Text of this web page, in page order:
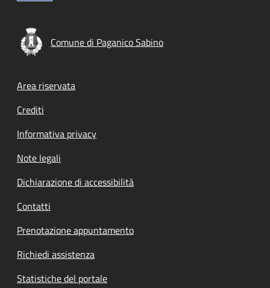
Comune di Paganico Sabino
Footer menu
Area riservata
Crediti
Informativa privacy
Note legali
Dichiarazione di accessibilità
Contatti
Prenotazione appuntamento
Richiedi assistenza
Statistiche del portale